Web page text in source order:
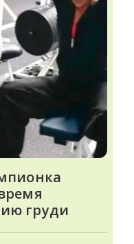
груди